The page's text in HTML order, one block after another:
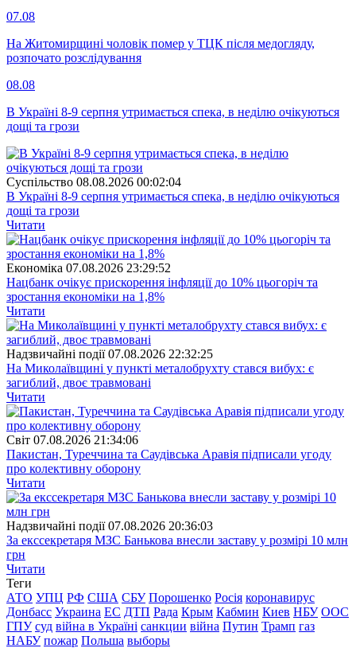
07.08
На Житомирщині чоловік помер у ТЦК після медогляду,
розпочато розслідування
08.08
В Україні 8-9 серпня утримається спека, в неділю очікуються
дощі та грози
Суспiльство 08.08.2026 00:02:04
В Україні 8-9 серпня утримається спека, в неділю очікуються
дощі та грози
Читати
Економіка 07.08.2026 23:29:52
Нацбанк очікує прискорення інфляції до 10% цьогоріч та
зростання економіки на 1,8%
Читати
Надзвичайні події 07.08.2026 22:32:25
На Миколаївщині у пункті металобрухту стався вибух: є
загиблий, двоє травмовані
Читати
Свiт 07.08.2026 21:34:06
Пакистан, Туреччина та Саудівська Аравія підписали угоду
про колективну оборону
Читати
Надзвичайні події 07.08.2026 20:36:03
За екссекретаря МЗС Банькова внесли заставу у розмірі 10 млн
грн
Читати
Теги
АТО УПЦ РФ США СБУ Порошенко Росія коронавирус
Донбасс Украина ЕС ДТП Рада Крым Кабмин Киев НБУ ООС
ГПУ суд війна в Україні санкции війна Путин Трамп газ
НАБУ пожар Польша выборы